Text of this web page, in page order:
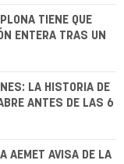
TIENE QUE
ENTERA TRAS UN
LA HISTORIA DE
ANTES DE LAS 6
AEMET AVISA DE LA